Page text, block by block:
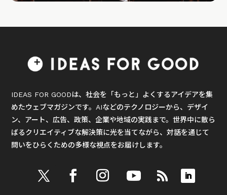
IDEAS FOR GOODは、社会を「もっと」よくするアイデアを集
めたウェブマガジンです。AIなどのテクノロジーから、デザイ
ン、アート、広告、政策、企業や地域の実践まで。世界中に散ら
ばるクリエイティブな解決策に光を当てながら、対話を通じて
問いをひらくための多様な視点をお届けします。